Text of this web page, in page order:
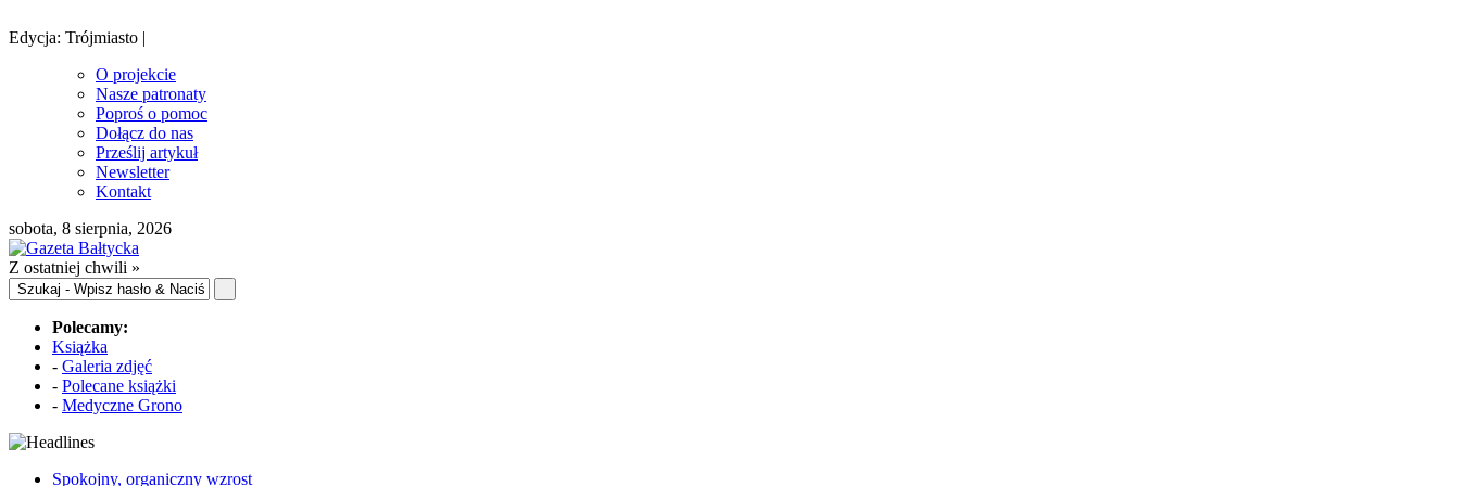
Edycja: Trójmiasto |
O projekcie
Nasze patronaty
Poproś o pomoc
Dołącz do nas
Prześlij artykuł
Newsletter
Kontakt
sobota, 8 sierpnia, 2026
Z ostatniej chwili »
Polecamy:
Książka
- Galeria zdjęć
- Polecane książki
- Medyczne Grono
Spokojny, organiczny wzrost